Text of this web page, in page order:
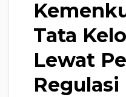
Tata
Lewat
Regulasi